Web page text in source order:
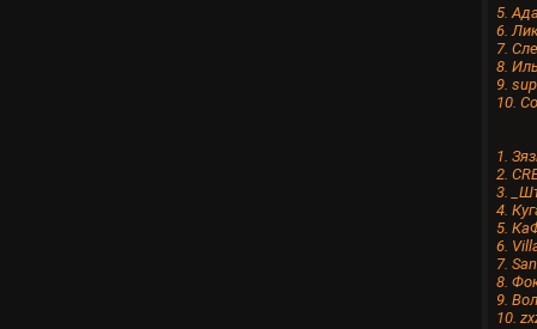
5.
6.
7.
8.
9.
10.
1.
2.
3.
4.
5.
6.
7.
8.
9.
10.